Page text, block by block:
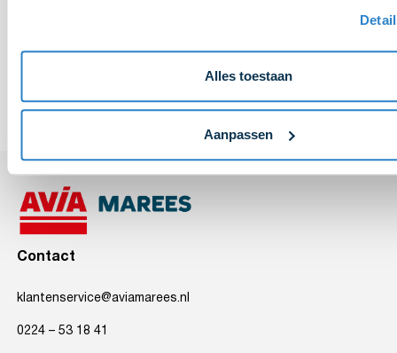
Alles toestaan
Aanpassen
Contact
klantenservice@aviamarees.nl
0224 – 53 18 41